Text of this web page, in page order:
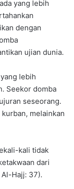
yang lebih
dengan
ujian dunia.
lebih
Seekor domba
seseorang.
melainkan
kali tidak
dari
Al-Hajj: 37).